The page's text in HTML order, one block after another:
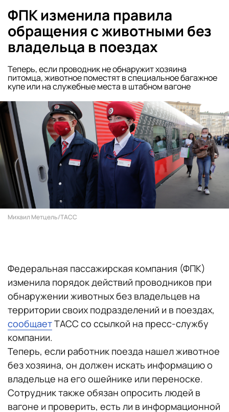
ФПК изменила правила
обращения с животными без
владельца в поездах
Теперь, если проводник не обнаружит хозяина
питомца, животное поместят в специальное багажное
купе или на служебные места в штабном вагоне
Михаил Метцель/ТАСС
Федеральная пассажирская компания (ФПК)
изменила порядок действий проводников при
обнаружении животных без владельцев на
территории своих подразделений и в поездах,
сообщаетТАСС со ссылкой на пресс-службу
компании.
Теперь, если работник поезда нашел животное
без хозяина, он должен искать информацию о
владельце на его ошейнике или переноске.
Сотрудник также обязан опросить людей в
вагоне и проверить, есть ли в информационной